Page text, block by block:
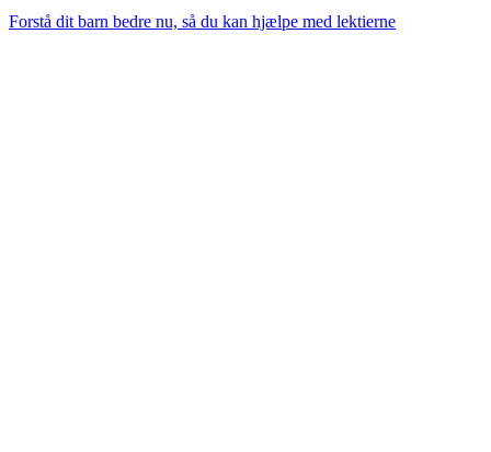
Forstå dit barn bedre nu, så du kan hjælpe med lektierne